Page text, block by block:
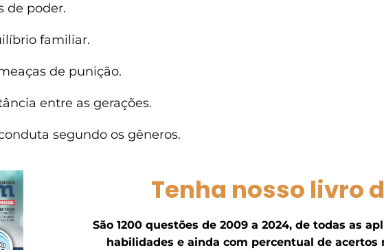
de poder.
familiar.
de punição.
entre as gerações.
segundo os gêneros.
Tenha nosso livro
São 1200 questões de 2009 a 2024, de todas as
habilidades e ainda com percentual de